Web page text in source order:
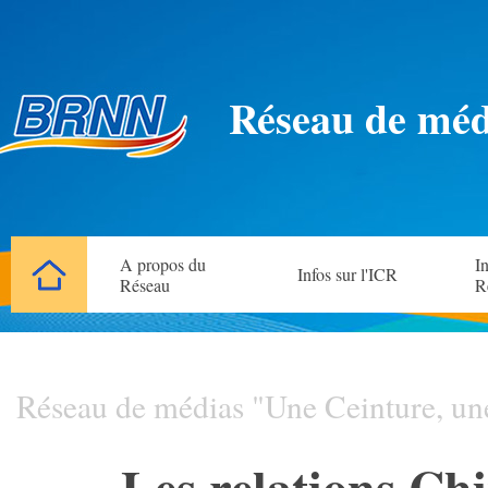
Réseau de
A propos du
Réseau
Infos sur l'ICR
Réseau de médias "Une Ceinture,